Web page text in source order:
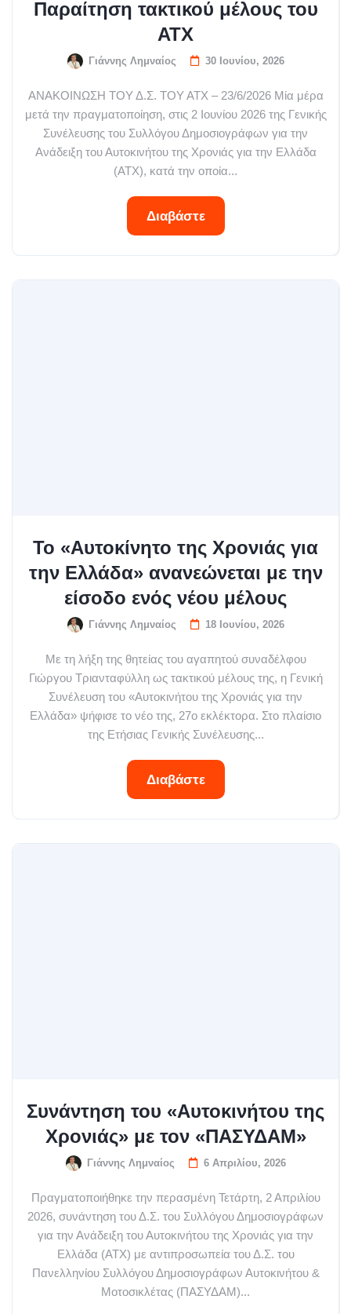
Παραίτηση τακτικού μέλους του
ΑΤΧ
Γιάννης Λημναίος 30 Ιουνίου, 2026
ΑΝΑΚΟΙΝΩΣΗ ΤΟΥ Δ.Σ. ΤΟΥ ΑΤΧ – 23/6/2026 Μία μέρα
μετά την πραγματοποίηση, στις 2 Ιουνίου 2026 της Γενικής
Συνέλευσης του Συλλόγου Δημοσιογράφων για την
Ανάδειξη του Αυτοκινήτου της Χρονιάς για την Ελλάδα
(ΑΤΧ), κατά την οποία...
Διαβάστε
Το «Αυτοκίνητο της Χρονιάς για
την Ελλάδα» ανανεώνεται με την
είσοδο ενός νέου μέλους
Γιάννης Λημναίος 18 Ιουνίου, 2026
Με τη λήξη της θητείας του αγαπητού συναδέλφου
Γιώργου Τριανταφύλλη ως τακτικού μέλους της, η Γενική
Συνέλευση του «Αυτοκινήτου της Χρονιάς για την
Ελλάδα» ψήφισε το νέο της, 27ο εκλέκτορα. Στο πλαίσιο
της Ετήσιας Γενικής Συνέλευσης...
Διαβάστε
Συνάντηση του «Αυτοκινήτου της
Χρονιάς» με τον «ΠΑΣΥΔΑΜ»
Γιάννης Λημναίος 6 Απριλίου, 2026
Πραγματοποιήθηκε την περασμένη Τετάρτη, 2 Απριλίου
2026, συνάντηση του Δ.Σ. του Συλλόγου Δημοσιογράφων
για την Ανάδειξη του Αυτοκινήτου της Χρονιάς για την
Ελλάδα (ΑΤΧ) με αντιπροσωπεία του Δ.Σ. του
Πανελληνίου Συλλόγου Δημοσιογράφων Αυτοκινήτου &
Μοτοσικλέτας (ΠΑΣΥΔΑΜ)...